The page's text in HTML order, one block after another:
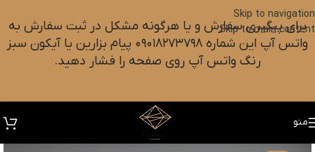
Skip to navigation
Skip to main content
برای پیگیری سفارش و یا هرگونه مشکل در ثبت سفارش به
واتس آپ این شماره ۰۹۰۱۸۲۷۳۷۹۸ پیام بزارین یا آیکون سبز
رنگ واتس آپ روی صفحه را فشار دهید.
منو